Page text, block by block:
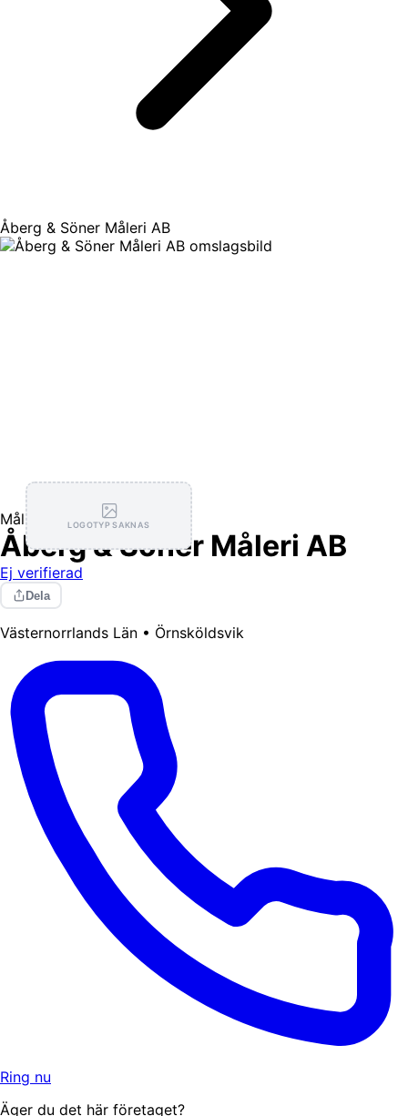
Åberg & Söner Måleri AB
LOGOTYP SAKNAS
Målning / Tapetsering
Åberg & Söner Måleri AB
Ej verifierad
Dela
Västernorrlands Län • Örnsköldsvik
Ring nu
Äger du det här företaget?